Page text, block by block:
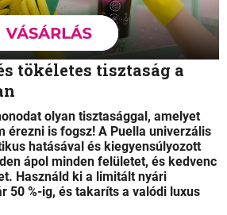
tökéletes tisztaság a
olyan tisztasággal, amelyet
érezni is fogsz! A Puella univerzális
hatásával és kiegyensúlyozott
ápol minden felületet, és kedvenc
Használd ki a limitált nyári
50 %-ig, és takaríts a valódi luxus